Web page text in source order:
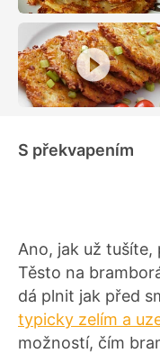
S překvapením
Ano, jak už tušíte,
Těsto na
dá plnit jak před
typicky zelím a
možností, čím